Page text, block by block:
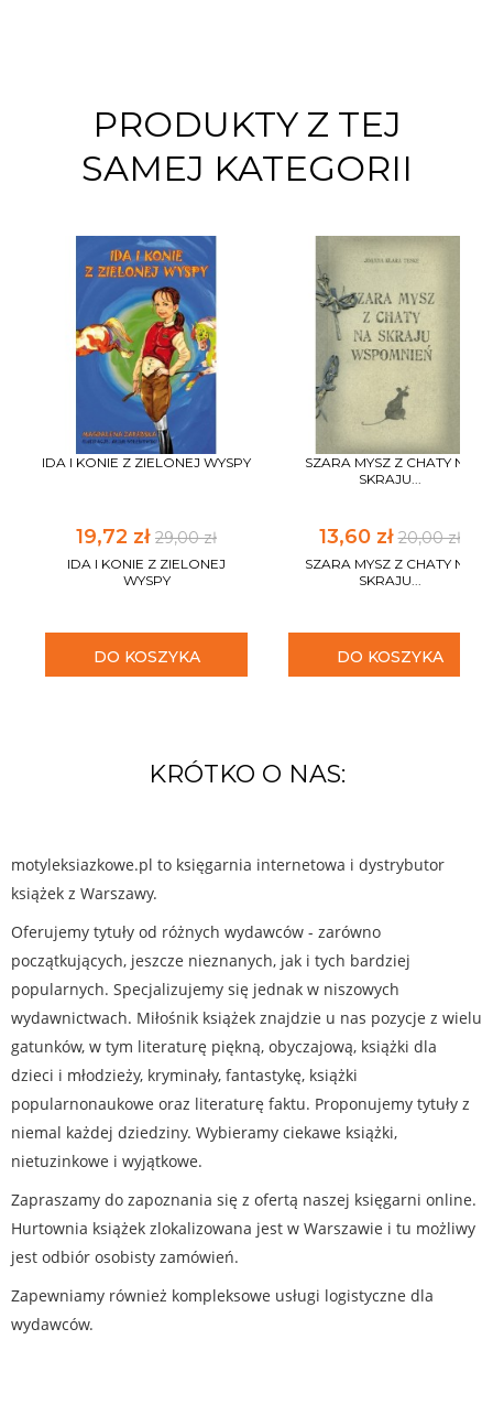
PRODUKTY Z TEJ
SAMEJ KATEGORII
IDA I KONIE Z ZIELONEJ WYSPY
19,72 zł 29,00 zł
IDA I KONIE Z ZIELONEJ
WYSPY
DO KOSZYKA
SZARA MYSZ Z CHATY NA
SKRAJU...
13,60 zł20,00 zł
SZARA MYSZ Z CHATY NA
SKRAJU...
DO KOSZYKA
KRÓTKO O NAS:
motyleksiazkowe.pl to księgarnia internetowa i dystrybutor
książek z Warszawy.
Oferujemy tytuły od różnych wydawców - zarówno
początkujących, jeszcze nieznanych, jak i tych bardziej
popularnych. Specjalizujemy się jednak w niszowych
wydawnictwach. Miłośnik książek znajdzie u nas pozycje z wielu
gatunków, w tym literaturę piękną, obyczajową, książki dla
dzieci i młodzieży, kryminały, fantastykę, książki
popularnonaukowe oraz literaturę faktu. Proponujemy tytuły z
niemal każdej dziedziny. Wybieramy ciekawe książki,
nietuzinkowe i wyjątkowe.
Zapraszamy do zapoznania się z ofertą naszej księgarni online.
Hurtownia książek zlokalizowana jest w Warszawie i tu możliwy
jest odbiór osobisty zamówień.
Zapewniamy również kompleksowe usługi logistyczne dla
wydawców.